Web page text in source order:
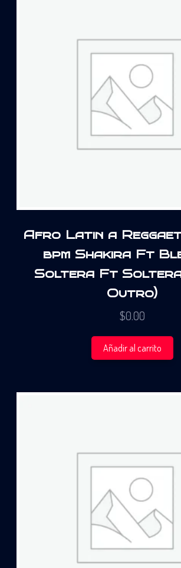
Afro Latin a
bpm Shakira Ft
Soltera Ft
Outro)
$0.00
Añadir al carrito